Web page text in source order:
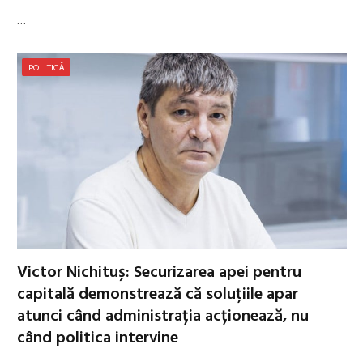
…
POLITICĂ
Victor Nichituș: Securizarea apei pentru
capitală demonstrează că soluțiile apar
atunci când administrația acționează, nu
când politica intervine